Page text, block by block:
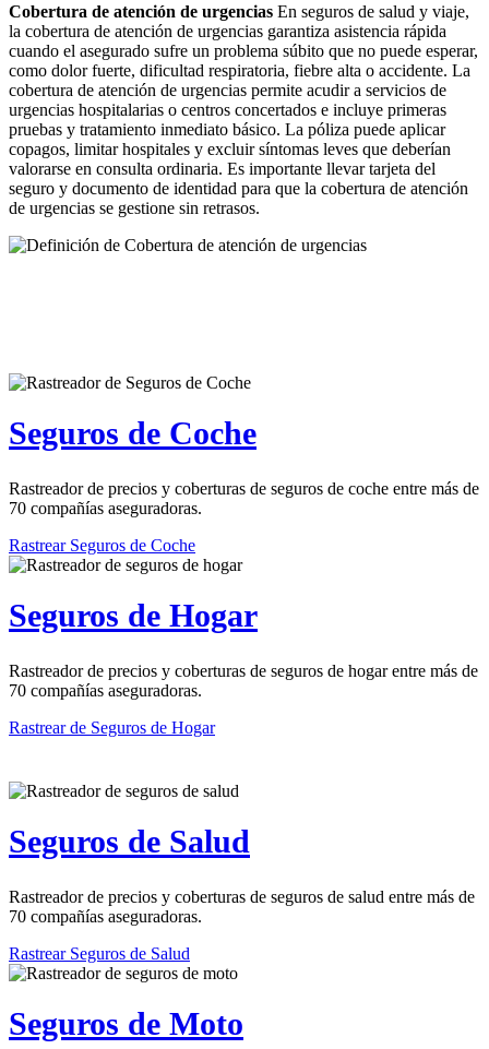
Cobertura de atención de urgencias En seguros de salud y viaje,
la cobertura de atención de urgencias garantiza asistencia rápida
cuando el asegurado sufre un problema súbito que no puede esperar,
como dolor fuerte, dificultad respiratoria, fiebre alta o accidente. La
cobertura de atención de urgencias permite acudir a servicios de
urgencias hospitalarias o centros concertados e incluye primeras
pruebas y tratamiento inmediato básico. La póliza puede aplicar
copagos, limitar hospitales y excluir síntomas leves que deberían
valorarse en consulta ordinaria. Es importante llevar tarjeta del
seguro y documento de identidad para que la cobertura de atención
de urgencias se gestione sin retrasos.
Seguros de Coche
Rastreador de precios y coberturas de seguros de coche entre más de
70 compañías aseguradoras.
Rastrear Seguros de Coche
Seguros de Hogar
Rastreador de precios y coberturas de seguros de hogar entre más de
70 compañías aseguradoras.
Rastrear de Seguros de Hogar
Seguros de Salud
Rastreador de precios y coberturas de seguros de salud entre más de
70 compañías aseguradoras.
Rastrear Seguros de Salud
Seguros de Moto